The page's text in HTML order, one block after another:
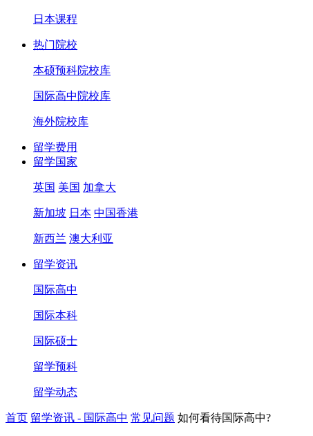
日本课程
热门院校
本硕预科院校库
国际高中院校库
海外院校库
留学费用
留学国家
英国 美国 加拿大
新加坡 日本 中国香港
新西兰 澳大利亚
留学资讯
国际高中
国际本科
国际硕士
留学预科
留学动态
首页 留学资讯 - 国际高中 常见问题 如何看待国际高中?